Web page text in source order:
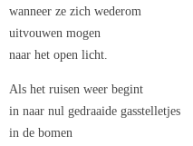
wanneer ze zich wederom
uitvouwen mogen
naar het open licht.
Als het ruisen weer begint
in naar nul gedraaide gasstelletjes
in de bomen